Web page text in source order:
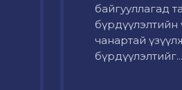
байгууллагад
бүрдүүлэлтийн
чанартай
бүрдүүлэлтийг...